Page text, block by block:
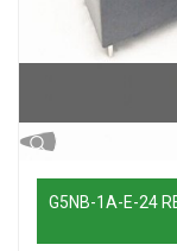
G5NB-1A-E-24